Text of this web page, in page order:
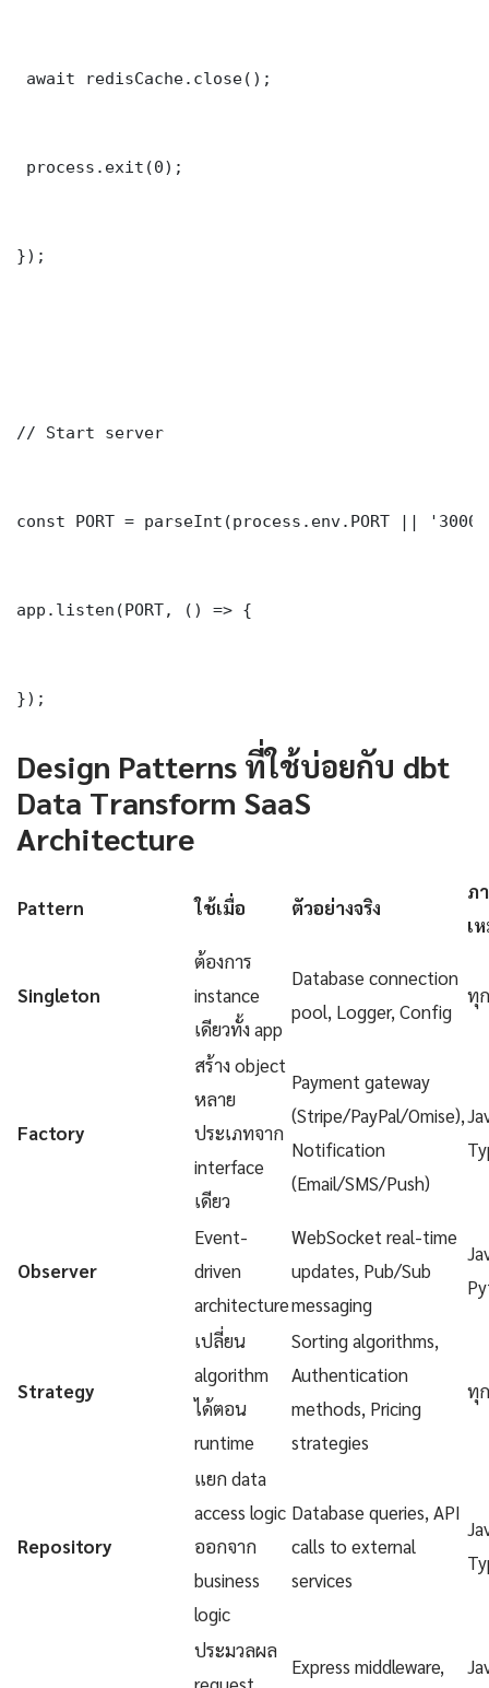
await redisCache.close();
process.exit(0);
});
// Start server
const PORT = parseInt(process.env.PORT ||
app.listen(PORT, () => {
});
Design Patterns ที่ใช้บ่อยกับ dbt
Data Transform SaaS
Architecture
Pattern ใช้เมื่อ ตัวอย่างจริง
ภ
เ
Singleton
ต้องการ
instance
เดียวทั้ง app
Database connection
pool, Logger, Config
ทุ
Factory
สร้าง object
หลาย
ประเภทจาก
interface
เดียว
Payment gateway
(Stripe/PayPal/Omise),
Notification
(Email/SMS/Push)
Observer
Event-
driven
architecture
WebSocket real-time
updates, Pub/Sub
messaging
Strategy
เปลี่ยน
algorithm
ได้ตอน
runtime
Sorting algorithms,
Authentication
methods, Pricing
strategies
ทุ
Repository
แยก data
access logic
ออกจาก
business
logic
Database queries, API
calls to external
services
ประมวลผล
Express middleware,